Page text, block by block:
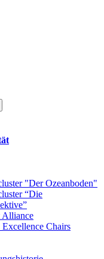
"Der Ozeanboden"
“Die
Alliance
Chairs